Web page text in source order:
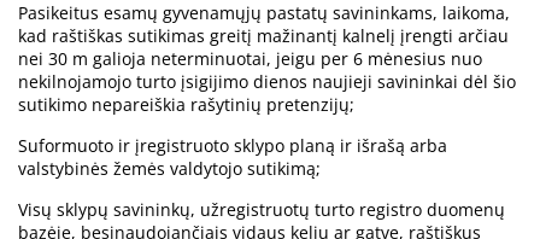
Pasikeitus esamų gyvenamųjų pastatų savininkams, laikoma,
kad raštiškas sutikimas greitį mažinantį kalnelį įrengti arčiau
nei 30 m galioja neterminuotai, jeigu per 6 mėnesius nuo
nekilnojamojo turto įsigijimo dienos naujieji savininkai dėl šio
sutikimo nepareiškia rašytinių pretenzijų;
Suformuoto ir įregistruoto sklypo planą ir išrašą arba
valstybinės žemės valdytojo sutikimą;
Visų sklypų savininkų, užregistruotų turto registro duomenų
bazėje, besinaudojančiais vidaus keliu ar gatve, raštiškus